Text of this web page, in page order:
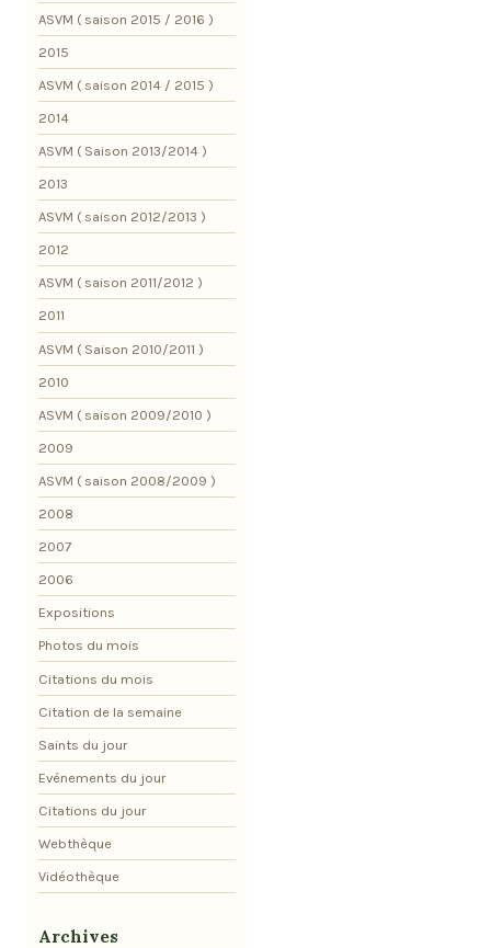
ASVM ( saison 2015 / 2016 )
2015
ASVM ( saison 2014 / 2015 )
2014
ASVM ( Saison 2013/2014 )
2013
ASVM ( saison 2012/2013 )
2012
ASVM ( saison 2011/2012 )
2011
ASVM ( Saison 2010/2011 )
2010
ASVM ( saison 2009/2010 )
2009
ASVM ( saison 2008/2009 )
2008
2007
2006
Expositions
Photos du mois
Citations du mois
Citation de la semaine
Saints du jour
Evénements du jour
Citations du jour
Webthèque
Vidéothèque
Archives